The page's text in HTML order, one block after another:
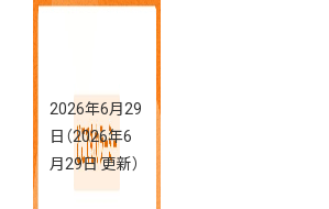
2026年6月29
日 （2026年6
月29日 更新）